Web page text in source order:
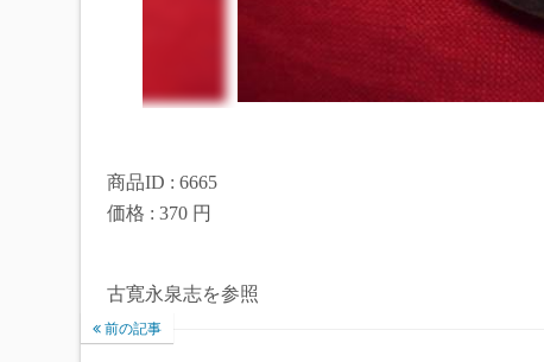
商品ID : 6665
価格 : 370 円
古寛永泉志を参照
前の記事